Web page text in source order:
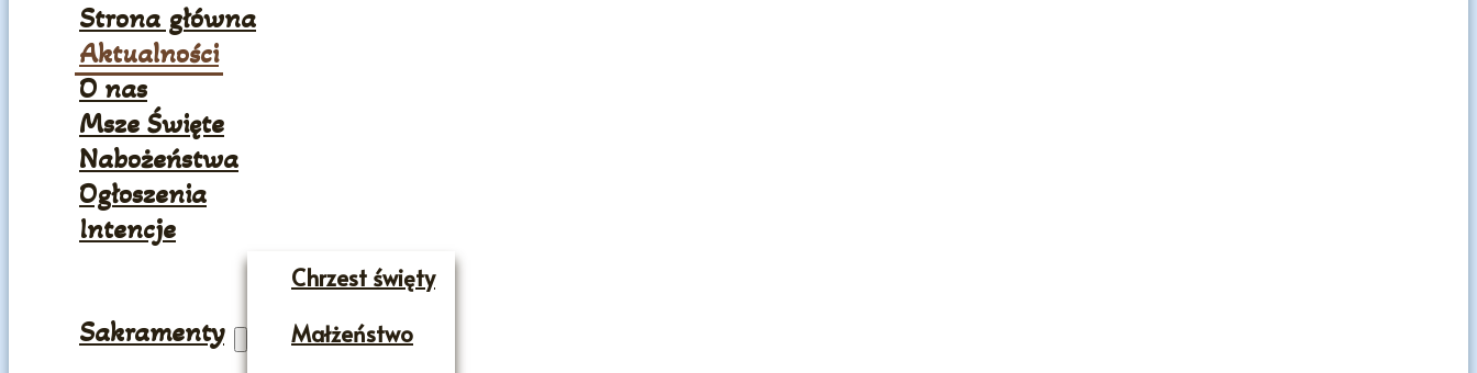
Strona główna
Aktualności
O nas
Msze Święte
Nabożeństwa
Ogłoszenia
Intencje
Sakramenty
Chrzest święty
Małżeństwo